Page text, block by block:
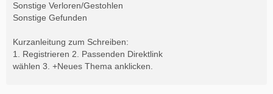
Sonstige Verloren/Gestohlen
Sonstige Gefunden
Kurzanleitung zum Schreiben:
1. Registrieren 2. Passenden Direktlink
wählen 3. +Neues Thema anklicken.